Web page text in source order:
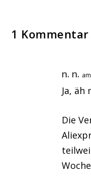
1 Kommentar
n. n.
Ja, äh
Die